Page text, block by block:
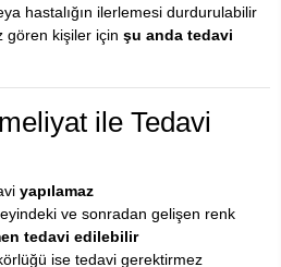
hastalığın ilerlemesi durdurulabilir
gören kişiler için şu anda tedavi
ile Tedavi
yapılamaz
ve sonradan gelişen renk
tedavi edilebilir
ise tedavi gerektirmez